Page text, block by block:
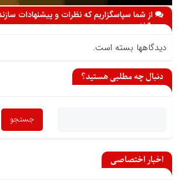
از شما سپاسگزاریم که نظرات و پیشنهادات
می گذارید
دیدگاهها بسته است.
دنبال چه مطلبی هستید؟
اخبار اختصاصی